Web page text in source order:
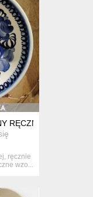
RĘCZNIE
ręcznie
wzo...